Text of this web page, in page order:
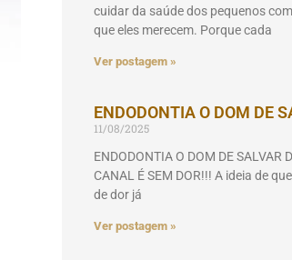
cuidar da saúde dos pequenos
que eles merecem. Porque cada
Ver postagem »
ENDODONTIA O DOM DE
11/08/2025
ENDODONTIA O DOM DE SALVAR
CANAL É SEM DOR!!! A ideia de
de dor já
Ver postagem »